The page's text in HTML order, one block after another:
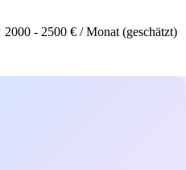
2000 - 2500 € / Monat (geschätzt)